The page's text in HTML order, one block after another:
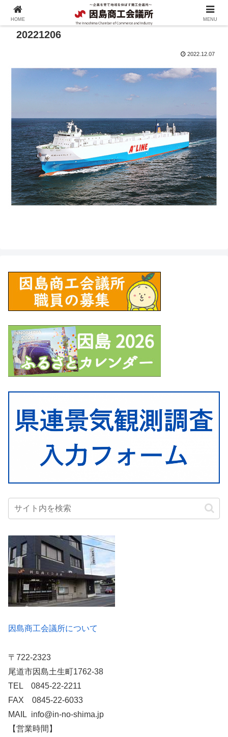
20221206
2022.12.07
因島商工会議所について
〒722-2323
尾道市因島土生町1762-38
TEL 0845-22-2211
FAX 0845-22-6033
MAIL info@in-no-shima.jp
【営業時間】
HOME MENU